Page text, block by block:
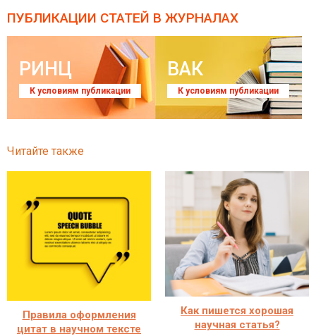
ПУБЛИКАЦИИ СТАТЕЙ В ЖУРНАЛАХ
РИНЦ
К условиям публикации
ВАК
К условиям публикации
Читайте также
Правила оформления
цитат в научном тексте
Как пишется хорошая
научная статья?